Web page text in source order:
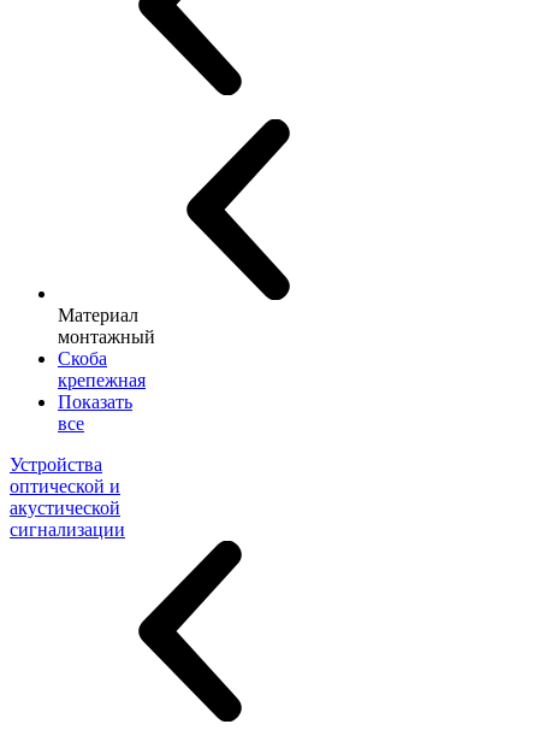
Материал
монтажный
Скоба
крепежная
Показать
все
Устройства
оптической и
акустической
сигнализации